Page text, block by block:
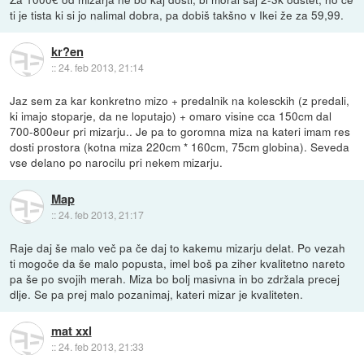
ti je tista ki si jo nalimal dobra, pa dobiš takšno v Ikei že za 59,99.
kr?en
::24. feb 2013, 21:14
Jaz sem za kar konkretno mizo + predalnik na kolesckih (z predali,
ki imajo stoparje, da ne loputajo) + omaro visine cca 150cm dal
700-800eur pri mizarju.. Je pa to goromna miza na kateri imam res
dosti prostora (kotna miza 220cm * 160cm, 75cm globina). Seveda
vse delano po narocilu pri nekem mizarju.
Map
::24. feb 2013, 21:17
Raje daj še malo več pa če daj to kakemu mizarju delat. Po vezah
ti mogoče da še malo popusta, imel boš pa ziher kvalitetno nareto
pa še po svojih merah. Miza bo bolj masivna in bo zdržala precej
dlje. Se pa prej malo pozanimaj, kateri mizar je kvaliteten.
mat xxl
::24. feb 2013, 21:33